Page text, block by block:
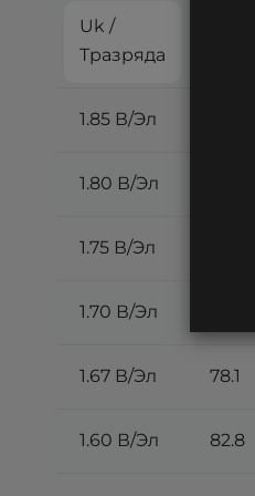
Uk /
Tразряда
1.85 В/Эл
1.80 В/Эл
1.75 В/Эл
1.70 В/Эл
1.67 В/Эл 78.1
1.60 В/Эл 82.8